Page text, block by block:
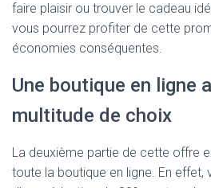
faire plaisir ou trouver le cadeau
vous pourrez profiter de cette
économies conséquentes.
Une boutique en ligne
multitude de choix
La deuxième partie de cette offre
toute la boutique en ligne. En